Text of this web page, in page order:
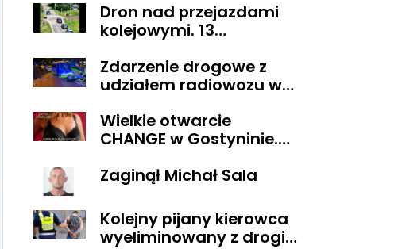
związane z przebudową
drogi
Dron nad przejazdami
kolejowymi. 13
podczas działań
„Bezpieczny przejazd
Zdarzenie drogowe z
udziałem radiowozu w
Wielkie otwarcie
CHANGE w Gostyninie.
komplety
Zaginął Michał Sala
Kolejny pijany kierowca
wyeliminowany z drogi.